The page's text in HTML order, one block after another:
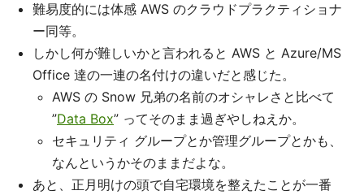
難易度的には体感 AWS のクラウドプラクティショナ
ー同等。
しかし何が難しいかと言われると AWS と Azure/MS
Office 達の一連の名付けの違いだと感じた。
AWS の Snow 兄弟の名前のオシャレさと比べて
”Data Box” ってそのまま過ぎやしねえか。
セキュリティ グループとか管理グループとかも、
なんというかそのままだよな。
あと、正月明けの頭で自宅環境を整えたことが一番